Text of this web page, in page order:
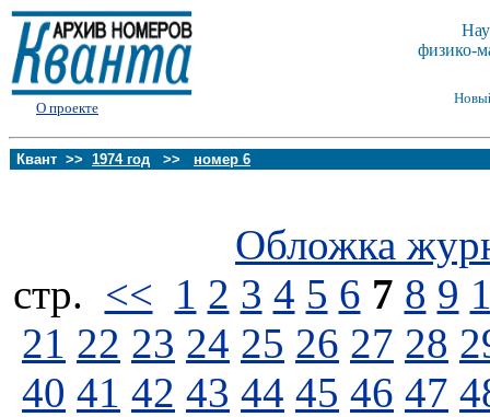
О проекте
физико-
Квант >> 1974 год >> номер 6
Обложка
стp. << 1 2 3 4 5 6 7 8 9
21 22 23 24 25 26 27 28
40 41 42 43 44 45 46 47